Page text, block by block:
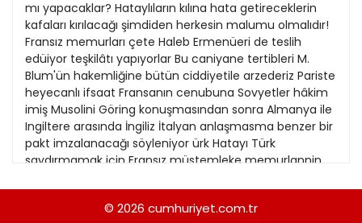
Sürdürülebilir yaşam
Turizm Eki
Yerel Yönetimler
1985
1984
1983
1982
1981
1980
26
27
28
29
30
31
mı yapacaklar? Hataylıların kılına hata getireceklerin
kafaları kırılacağı şimdiden herkesin malumu olmalıdır!
Fransız memurları çete Haleb Ermenüeri de teslih
edüiyor teşkilâtı yapıyorlar Bu caniyane tertibleri M.
Blum'ün hakemliğine bütün ciddiyetile arzederiz Pariste
heyecanlı ifsaat Fransanın cenubuna Sovyetler hâkim
imiş Musolini Göring konuşmasından sonra Almanya ile
Ingiltere arasında İngiliz İtalyan anlaşmasma benzer bir
pakt imzalanacağı söyleniyor ürk Hatayı Türk
saydırmamak için Fransız müstemleke memurlannin
var. Bu iki vaziyetten birincisinin misali şudur: Fransız
müstemleke memurlan îskenderun Antakya ve
© 2026 cumhuriyet.com.tr